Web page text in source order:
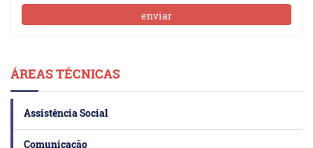
ÁREAS TÉCNICAS
Assistência Social
Comunicação